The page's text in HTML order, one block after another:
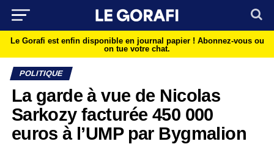
Le Gorafi est enfin disponible en journal papier ! Abonnez-vous ou
on tue votre chat.
POLITIQUE
La garde à vue de Nicolas
Sarkozy facturée 450 000
euros à l’UMP par Bygmalion